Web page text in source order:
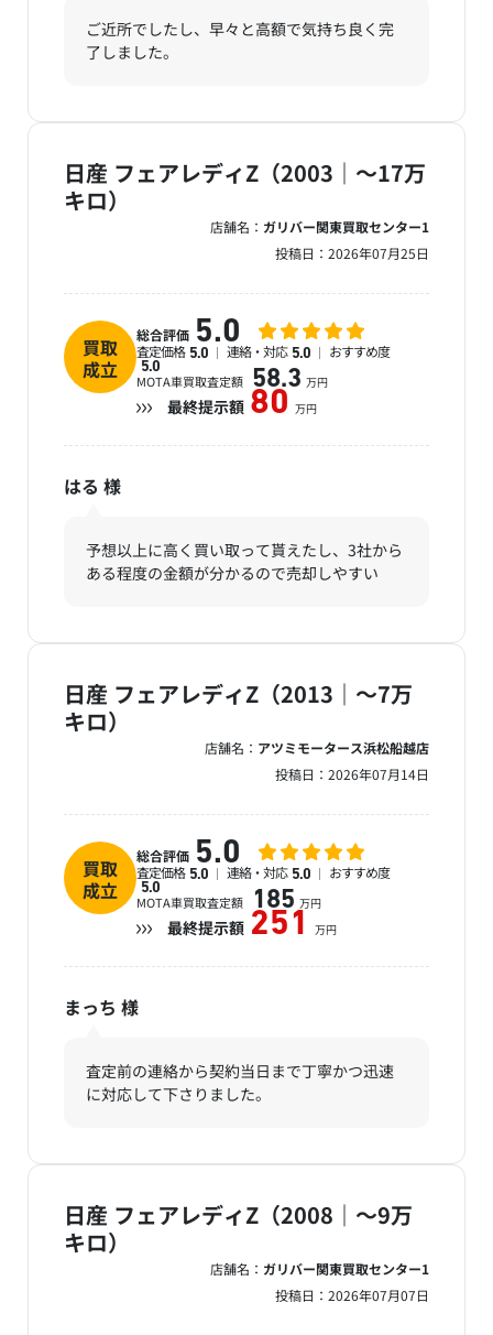
ご近所でしたし、早々と高額で気持ち良く完
了しました。
日産 フェアレディZ（2003｜～17万
キロ）
店舗名： ガリバー関東買取センター1
投稿日： 2026年07月25日
買取
成立
総合評価 5.0
査定価格 5.0 連絡・対応 5.0 おすすめ度
5.0
MOTA車買取査定額 58.3 万円
最終提示額 80 万円
はる 様
予想以上に高く買い取って貰えたし、3社から
ある程度の金額が分かるので売却しやすい
日産 フェアレディZ（2013｜～7万
キロ）
店舗名： アツミモータース浜松船越店
投稿日： 2026年07月14日
買取
成立
総合評価 5.0
査定価格 5.0 連絡・対応 5.0 おすすめ度
5.0
MOTA車買取査定額 185 万円
最終提示額 251 万円
まっち 様
査定前の連絡から契約当日まで丁寧かつ迅速
に対応して下さりました。
日産 フェアレディZ（2008｜～9万
キロ）
店舗名： ガリバー関東買取センター1
投稿日： 2026年07月07日